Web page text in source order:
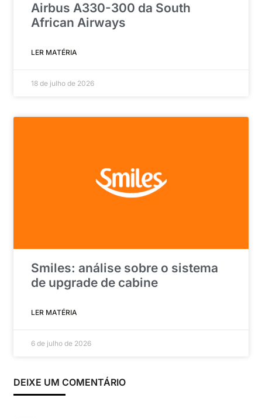
Airbus A330-300 da South
African Airways
LER MATÉRIA
18 de julho de 2026
Smiles: análise sobre o sistema
de upgrade de cabine
LER MATÉRIA
6 de julho de 2026
DEIXE UM COMENTÁRIO